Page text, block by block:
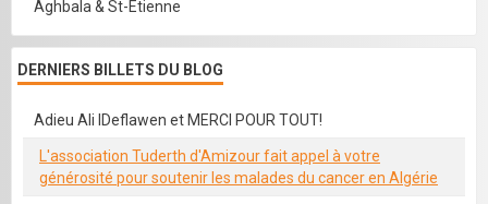
Aghbala & St-Etienne
DERNIERS BILLETS DU BLOG
Adieu Ali IDeflawen et MERCI POUR TOUT!
L'association Tuderth d'Amizour fait appel à votre
générosité pour soutenir les malades du cancer en Algérie